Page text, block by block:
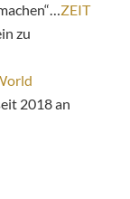
ZEIT
zu
2018 an